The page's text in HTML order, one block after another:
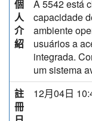
個
人
介
紹
A 5542 está
capacidade
ambiente
usuários a
integrada.
um sistema
註
冊
12月04日